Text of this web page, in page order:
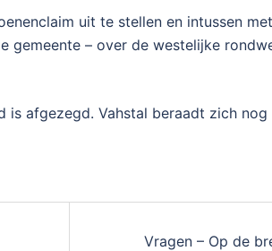
uit te stellen en intussen
– over de westelijke
afgezegd. Vahstal beraadt zich
Vragen – Op de